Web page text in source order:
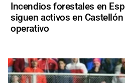
Incendios forestales en
siguen activos en
operativo